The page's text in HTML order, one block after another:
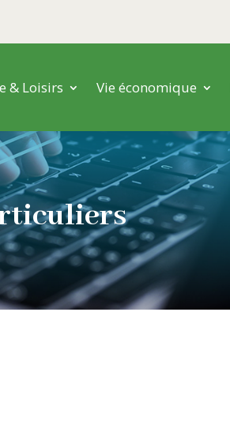
& Loisirs Vie économique